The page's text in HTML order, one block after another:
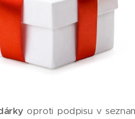
oproti podpisu v